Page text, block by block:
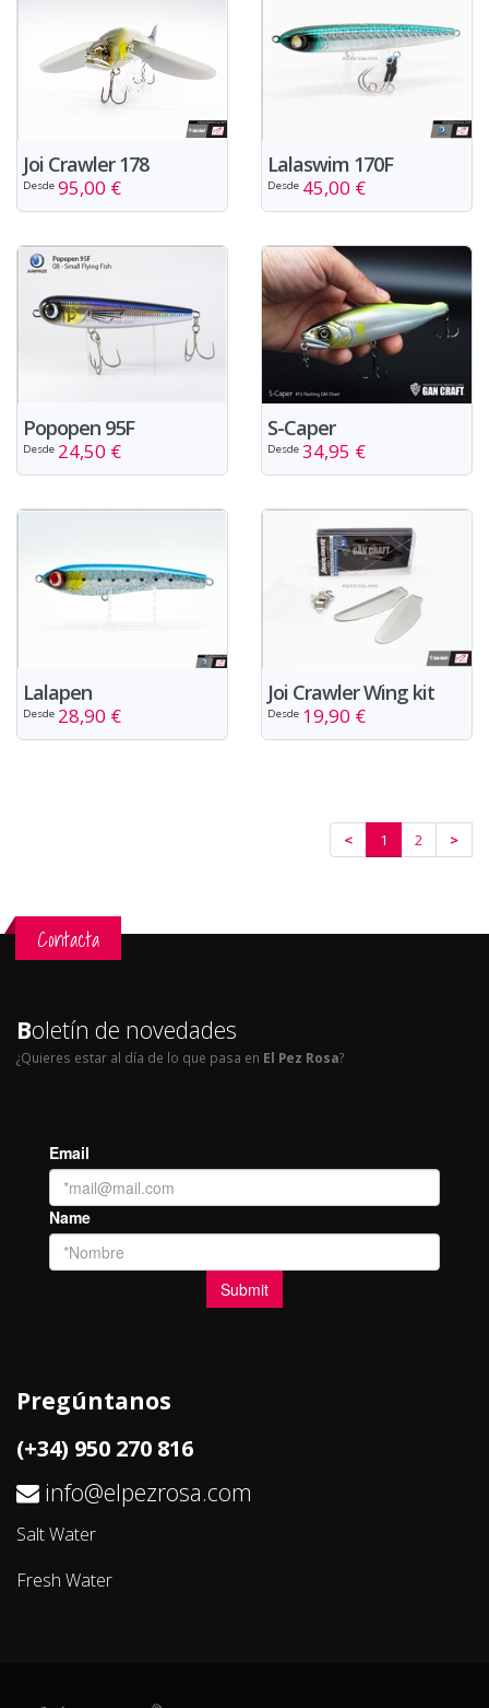
Joi Crawler 178
Desde 95,00 €
Lalaswim 170F
Desde 45,00 €
Popopen 95F
Desde 24,50 €
S-Caper
Desde 34,95 €
Lalapen
Desde 28,90 €
Joi Crawler Wing kit
Desde 19,90 €
< 1 2 >
Contacta
Boletín de novedades
¿Quieres estar al día de lo que pasa en El Pez Rosa?
Pregúntanos
(+34) 950 270 816
info@elpezrosa.com
Salt Water
Fresh Water